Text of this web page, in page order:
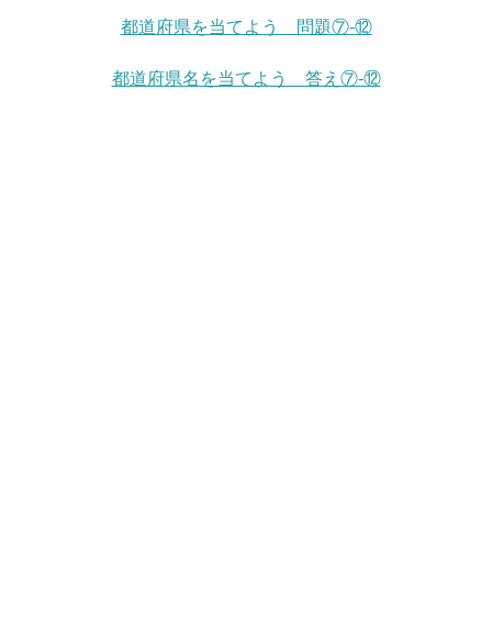
都道府県を当てよう 問題⑦-⑫
都道府県名を当てよう 答え⑦-⑫